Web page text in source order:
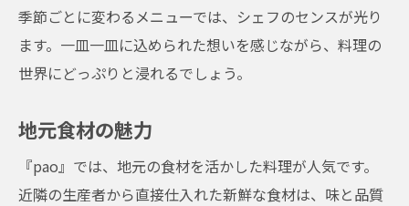
季節ごとに変わるメニューでは、シェフのセンスが光り
ます。一皿一皿に込められた想いを感じながら、料理の
世界にどっぷりと浸れるでしょう。
地元食材の魅力
『pao』では、地元の食材を活かした料理が人気です。
近隣の生産者から直接仕入れた新鮮な食材は、味と品質